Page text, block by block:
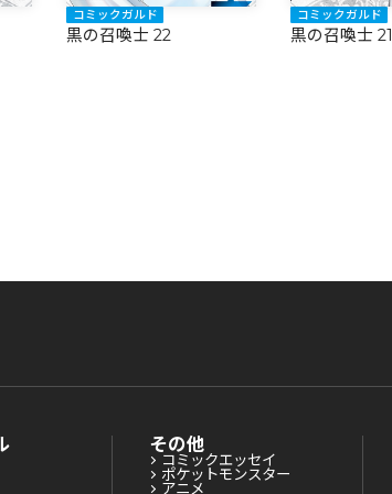
コミックガルド
黒の召喚士 22
コミックガルド
黒の召喚士 21
その他
コミックエッセイ
ポケットモンスター
アニメ